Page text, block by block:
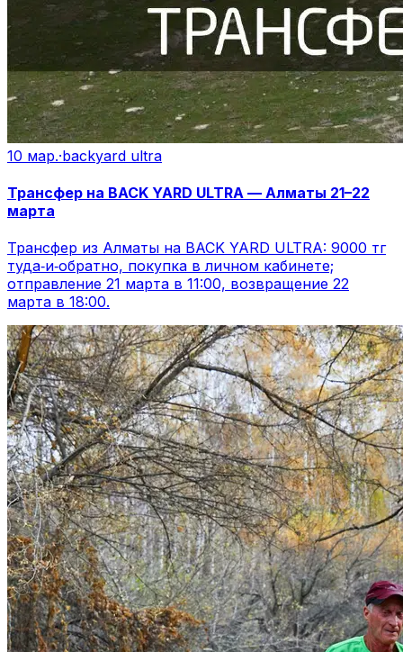
10 мар.·backyard ultra
Трансфер на BACK YARD ULTRA — Алматы 21–22
марта
Трансфер из Алматы на BACK YARD ULTRA: 9000 тг
туда‑и‑обратно, покупка в личном кабинете;
отправление 21 марта в 11:00, возвращение 22
марта в 18:00.